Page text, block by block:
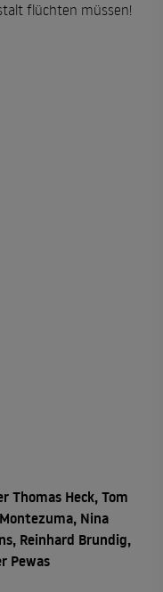
flüchten müssen!
Thomas Heck, Tom
Nina
Reinhard Brundig,
Pewas